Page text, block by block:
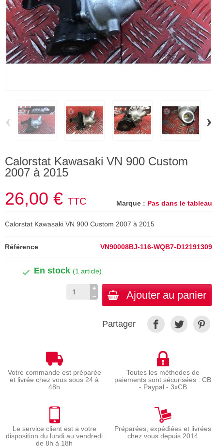
‹ ›
Calorstat Kawasaki VN 900 Custom
2007 à 2015
Marque : Pas dans le tableau
26,00 € TTC
Calorstat Kawasaki VN 900 Custom 2007 à 2015
Référence VN90008BJ-116-WQB7-D12191309
En stock (1 article)
Ajouter au panier
Partager
Votre commande est préparée
et livrée chez vous sous 24 à
48h
Toutes les méthodes de
paiements sont sécurisées : CB
- Paypal - 3xCB
Le service client est a votre
disposition du lundi au vendredi
de 8h à 18h
Préparées, expédiées et livrées
chez vous depuis 2014